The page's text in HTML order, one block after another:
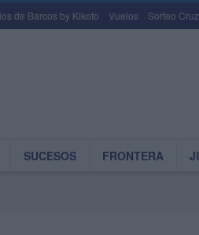
de Barcos by Kikoto Vuelos Sorteo
SUCESOS FRONTERA